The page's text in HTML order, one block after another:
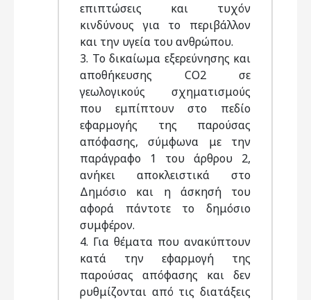
επιπτώσεις και τυχόν
κινδύνους για το περιβάλλον
και την υγεία του ανθρώπου.
3. To δικαίωμα εξερεύνησης και
αποθήκευσης CO2 σε
γεωλογικούς σχηματισμούς
που εμπίπτουν στο πεδίο
εφαρμογής της παρούσας
απόφασης, σύμφωνα με την
παράγραφο 1 του άρθρου 2,
ανήκει αποκλειστικά στο
Δημόσιο και η άσκησή του
αφορά πάντοτε το δημόσιο
συμφέρον.
4. Για θέματα που ανακύπτουν
κατά την εφαρμογή της
παρούσας απόφασης και δεν
ρυθμίζονται από τις διατάξεις